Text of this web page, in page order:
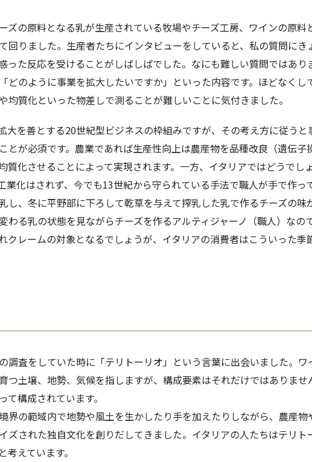
ズの原料となる乳が生産されている牧場やチーズ工房、ワインの原料
回りました。生産者たちにインタビューをしていると、私の質問にき
った反応を受けることがしばしばでした。なにも難しい質問ではあ
どのように事業を拡大したいですか」といった内容です。ほどなくし
均質化といった物差しで測ることが難しいことに気付きました。
大を善とする20世紀型ビジネスの枠組みですが、その考え方に従う
とが必須です。農業であれば生産性向上は農産物を品種改良（遺伝子
質化させることによって実現されます。一方、イタリアではどうでし
業化はされず、今でも13世紀から守られている手法で職人が手で作っ
し、冬に平野部に下ろして乾草を与えて搾乳した乳で作るチーズの味
わる乳の状態を見ながらチーズを作るアルティジャーノ（職人）なの
クレームの対象となるでしょうが、イタリアの消費者はこういった季
調査をしていた時に「テリトーリオ」という言葉に出会いました。ワ
つ土壌、地勢、気候を指しますが、構成要素はそれだけではありませ
構成されています。
界の範域内で地勢や風土を生かしたり手を加えたりしながら、農産
ズされた独自文化を創りだしてきました。イタリアの人たちはテリト
えています。